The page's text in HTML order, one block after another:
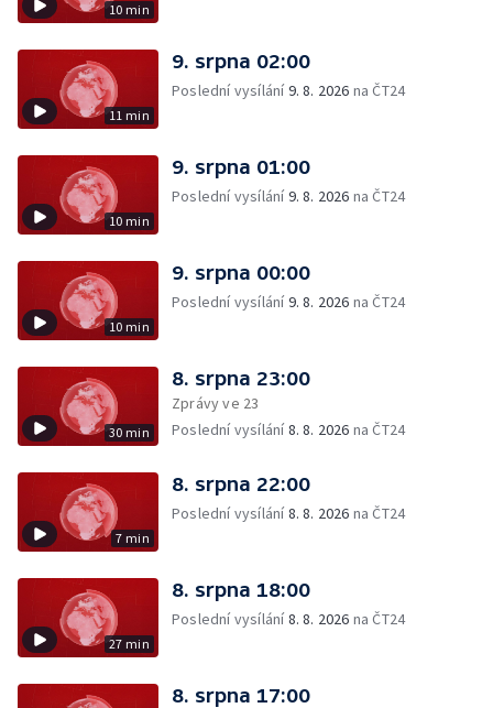
10 min
11 min
9. srpna 02:00
Poslední vysílání9. 8. 2026 na ČT24
10 min
9. srpna 01:00
Poslední vysílání9. 8. 2026 na ČT24
10 min
9. srpna 00:00
Poslední vysílání9. 8. 2026 na ČT24
30 min
8. srpna 23:00
Zprávy ve 23
Poslední vysílání8. 8. 2026 na ČT24
7 min
8. srpna 22:00
Poslední vysílání8. 8. 2026 na ČT24
27 min
8. srpna 18:00
Poslední vysílání8. 8. 2026 na ČT24
8. srpna 17:00